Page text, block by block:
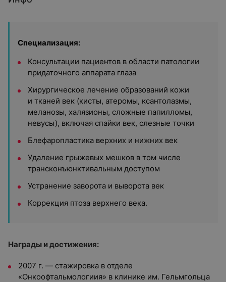
Специализация:
Консультации пациентов в области патологии
придаточного аппарата глаза
Хирургическое лечение образований кожи
и тканей век (кисты, атеромы, ксантолазмы,
меланозы, халязионы, сложные папилломы,
невусы), включая спайки век, слезные точки
Блефаропластика верхних и нижних век
Удаление грыжевых мешков в том числе
трансконъюнктивальным доступом
Устранение заворота и выворота век
Коррекция птоза верхнего века.
Награды и достижения:
2007 г. — стажировка в отделе
«Онкоофтальмологиия» в клинике им. Гельмгольца